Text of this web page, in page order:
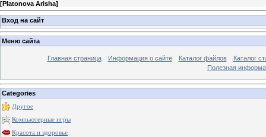
[Platonova Arisha]
Вход на сайт
Меню сайта
Главная страница Информация о сайте Каталог файлов
Каталог
Полезная
Categories
Другое
Компьютерные игры
Красота и здоровье